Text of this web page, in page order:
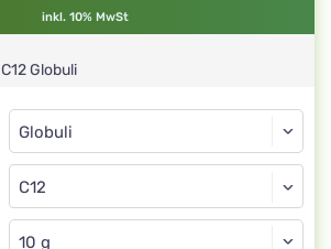
inkl. 10% MwSt
C12Globuli
Form
Globuli
C12
Globuli